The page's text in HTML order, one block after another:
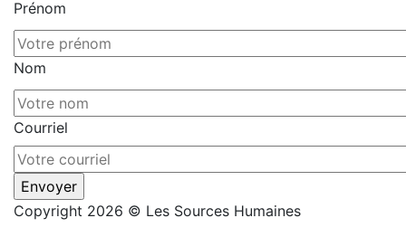
Prénom
Nom
Courriel
Copyright 2026 © Les Sources Humaines